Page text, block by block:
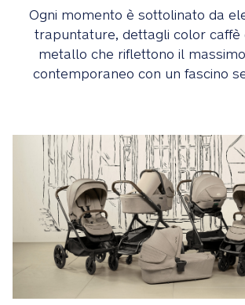
Ogni momento è sottolinato da
trapuntature, dettagli color caffè
metallo che riflettono il
contemporaneo con un fascino